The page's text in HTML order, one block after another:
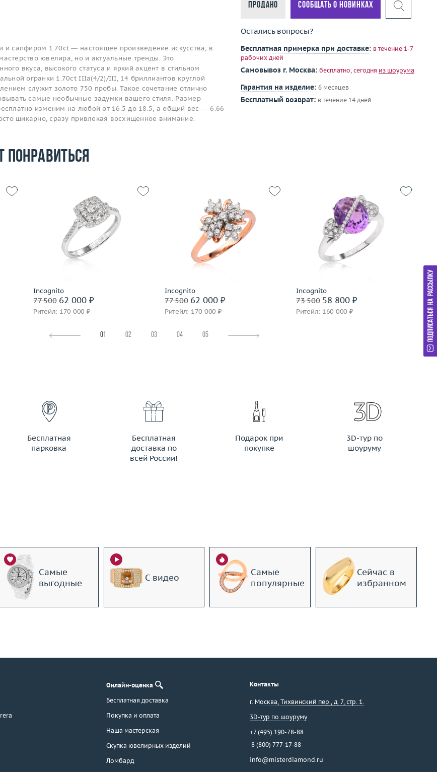
и сапфиром 1.70ct — настоящее произведение искусства, в
ювелира, но и актуальные тренды. Это
вкуса, высокого статуса и яркий акцент в стильном
огранки 1.70ct IIIa(4/2)/III, 14 бриллиантов круглой
служит золото 750 пробы. Такое сочетание отлично
самые необычные задумки вашего стиля. Размер
изменим на любой от 16.5 до 18.5, а общий вес — 6.66
шикарно, сразу привлекая восхищенное внимание.
Продано Сообщать о новинках
Остались вопросы?
Бесплатная примерка при доставке: в течение 1-7
рабочих дней
Самовывоз г. Москва: бесплатно, сегодня из шоурума
Гарантия на изделие: 6 месяцев
Бесплатный возврат: в течение 14 дней
Incognito
77 50062 000 ₽
Ритейл: 170 000 ₽
Материал
золото 585 пробы
Подробнее
Incognito
77 50062 000 ₽
Ритейл: 170 000 ₽
золото 585 пробы
Подробнее
Incognito
73 50058 800 ₽
Ритейл: 160 000 ₽
Материал
золото 585 пробы
Подробнее
01 02 03 04 05
Бесплатная
парковка
Бесплатная
доставка по
всей России!
Подарок при
покупке
3D-тур по
шоуруму
Самые
выгодные
С видео
Самые
популярные
Сейчас в
избранном
Онлайн-оценка
Бесплатная доставка
Покупка и оплата
Наша мастерская
Скупка ювелирных изделий
Ломбард
Контакты
г. Москва, Тихвинский пер., д. 7, стр. 1.
3D-тур по шоуруму
+7 (495) 190-78-88
8 (800) 777-17-88
info@misterdiamond.ru